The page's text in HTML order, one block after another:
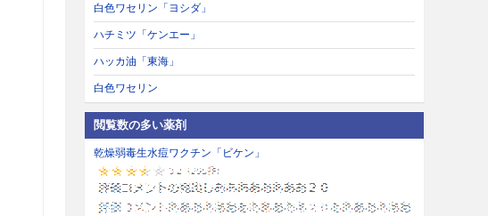
白色ワセリン「ヨシダ」
ハチミツ「ケンエー」
ハッカ油「東海」
白色ワセリン
閲覧数の多い薬剤
乾燥弱毒生水痘ワクチン「ビケン」